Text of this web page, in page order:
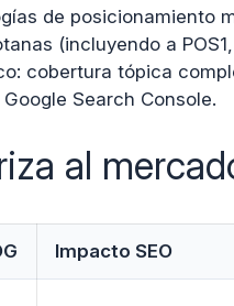
de posicionamiento
(incluyendo a
cobertura tópica
Search Console.
al
Impacto SEO